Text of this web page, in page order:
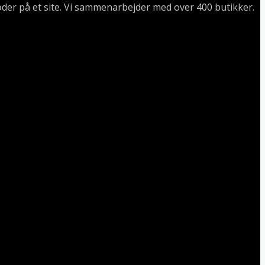
på et site. Vi sammenarbejder med over 400 butikker.